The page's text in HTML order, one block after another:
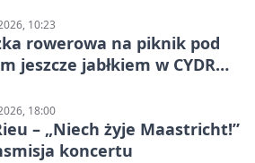
10:23
rowerowa na piknik pod
jeszcze jabłkiem w CYDR
18:00
– „Niech żyje Maastricht!”
koncertu